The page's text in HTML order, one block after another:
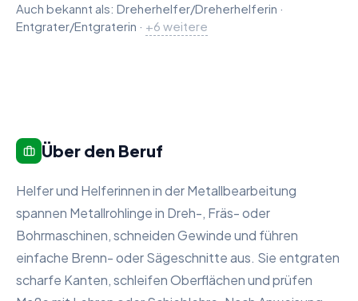
Auch bekannt als: Dreherhelfer/Dreherhelferin ·
Entgrater/Entgraterin Fräserhelfer/Fräserhelferin
Helfer/Helferin in der spanenden
Maschinenbediener/in
Metallhilfsarbeiter/in
Produktionshelfer/in -
Stanzerhelfer/Stanzerhelferin
· +6 weitere
Über den Beruf
Helfer und Helferinnen in der Metallbearbeitung
spannen Metallrohlinge in Dreh-, Fräs- oder
Bohrmaschinen, schneiden Gewinde und führen
einfache Brenn- oder Sägeschnitte aus. Sie entgraten
scharfe Kanten, schleifen Oberflächen und prüfen